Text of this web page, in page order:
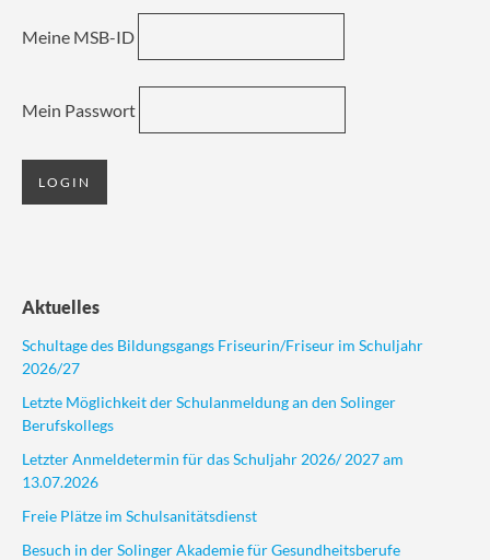
Meine MSB-ID
Mein Passwort
Aktuelles
Schultage des Bildungsgangs Friseurin/Friseur im Schuljahr
2026/27
Letzte Möglichkeit der Schulanmeldung an den Solinger
Berufskollegs
Letzter Anmeldetermin für das Schuljahr 2026/ 2027 am
13.07.2026
Freie Plätze im Schulsanitätsdienst
Besuch in der Solinger Akademie für Gesundheitsberufe